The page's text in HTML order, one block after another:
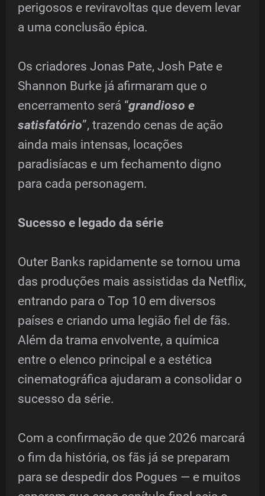
perigosos e reviravoltas que devem levar
a uma conclusão épica.
Os criadores Jonas Pate, Josh Pate e
Shannon Burke já afirmaram que o
encerramento será “grandioso e
satisfatório”, trazendo cenas de ação
ainda mais intensas, locações
paradisíacas e um fechamento digno
para cada personagem.
Sucesso e legado da série
Outer Banks rapidamente se tornou uma
das produções mais assistidas da Netflix,
entrando para o Top 10 em diversos
países e criando uma legião fiel de fãs.
Além da trama envolvente, a química
entre o elenco principal e a estética
cinematográfica ajudaram a consolidar o
sucesso da série.
Com a confirmação de que 2026 marcará
o fim da história, os fãs já se preparam
para se despedir dos Pogues — e muitos